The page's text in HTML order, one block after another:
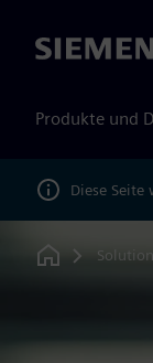
Siemens
Produkte und
Diese
Home